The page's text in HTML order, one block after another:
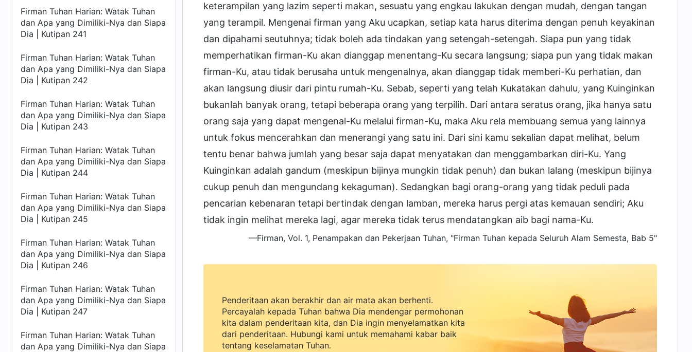
Firman Tuhan Harian: Watak Tuhan
dan Apa yang Dimiliki-Nya dan Siapa
Dia | Kutipan 241
Firman Tuhan Harian: Watak Tuhan
dan Apa yang Dimiliki-Nya dan Siapa
Dia | Kutipan 242
Firman Tuhan Harian: Watak Tuhan
dan Apa yang Dimiliki-Nya dan Siapa
Dia | Kutipan 243
Firman Tuhan Harian: Watak Tuhan
dan Apa yang Dimiliki-Nya dan Siapa
Dia | Kutipan 244
Firman Tuhan Harian: Watak Tuhan
dan Apa yang Dimiliki-Nya dan Siapa
Dia | Kutipan 245
Firman Tuhan Harian: Watak Tuhan
dan Apa yang Dimiliki-Nya dan Siapa
Dia | Kutipan 246
Firman Tuhan Harian: Watak Tuhan
dan Apa yang Dimiliki-Nya dan Siapa
Dia | Kutipan 247
Firman Tuhan Harian: Watak Tuhan
dan Apa yang Dimiliki-Nya dan Siapa
keterampilan yang lazim seperti makan, sesuatu yang engkau lakukan dengan mudah, dengan tangan
yang terampil. Mengenai firman yang Aku ucapkan, setiap kata harus diterima dengan penuh keyakinan
dan dipahami seutuhnya; tidak boleh ada tindakan yang setengah-setengah. Siapa pun yang tidak
memperhatikan firman-Ku akan dianggap menentang-Ku secara langsung; siapa pun yang tidak makan
firman-Ku, atau tidak berusaha untuk mengenalnya, akan dianggap tidak memberi-Ku perhatian, dan
akan langsung diusir dari pintu rumah-Ku. Sebab, seperti yang telah Kukatakan dahulu, yang Kuinginkan
bukanlah banyak orang, tetapi beberapa orang yang terpilih. Dari antara seratus orang, jika hanya satu
orang saja yang dapat mengenal-Ku melalui firman-Ku, maka Aku rela membuang semua yang lainnya
untuk fokus mencerahkan dan menerangi yang satu ini. Dari sini kamu sekalian dapat melihat, belum
tentu benar bahwa jumlah yang besar saja dapat menyatakan dan menggambarkan diri-Ku. Yang
Kuinginkan adalah gandum (meskipun bijinya mungkin tidak penuh) dan bukan lalang (meskipun bijinya
cukup penuh dan mengundang kekaguman). Sedangkan bagi orang-orang yang tidak peduli pada
pencarian kebenaran tetapi bertindak dengan lamban, mereka harus pergi atas kemauan sendiri; Aku
tidak ingin melihat mereka lagi, agar mereka tidak terus mendatangkan aib bagi nama-Ku.
—Firman, Vol. 1, Penampakan dan Pekerjaan Tuhan, "Firman Tuhan kepada Seluruh Alam Semesta, Bab 5"
Penderitaan akan berakhir dan air mata akan berhenti.
Percayalah kepada Tuhan bahwa Dia mendengar permohonan
kita dalam penderitaan kita, dan Dia ingin menyelamatkan kita
dari penderitaan. Hubungi kami untuk memahami kabar baik
tentang keselamatan Tuhan.